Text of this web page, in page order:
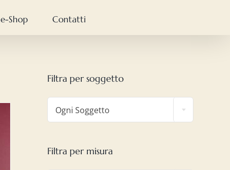
e-Shop Contatti
Filtra per soggetto
Ogni Soggetto
Filtra per misura